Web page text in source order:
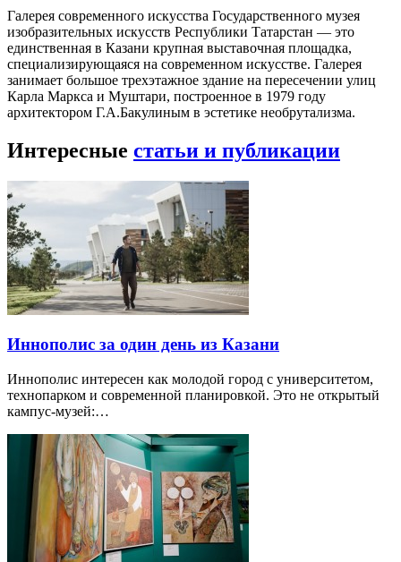
Галерея современного искусства Государственного музея
изобразительных искусств Республики Татарстан — это
единственная в Казани крупная выставочная площадка,
специализирующаяся на современном искусстве. Галерея
занимает большое трехэтажное здание на пересечении улиц
Карла Маркса и Муштари, построенное в 1979 году
архитектором Г.А.Бакулиным в эстетике необрутализма.
Интересные статьи и публикации
Иннополис за один день из Казани
Иннополис интересен как молодой город с университетом,
технопарком и современной планировкой. Это не открытый
кампус-музей:…